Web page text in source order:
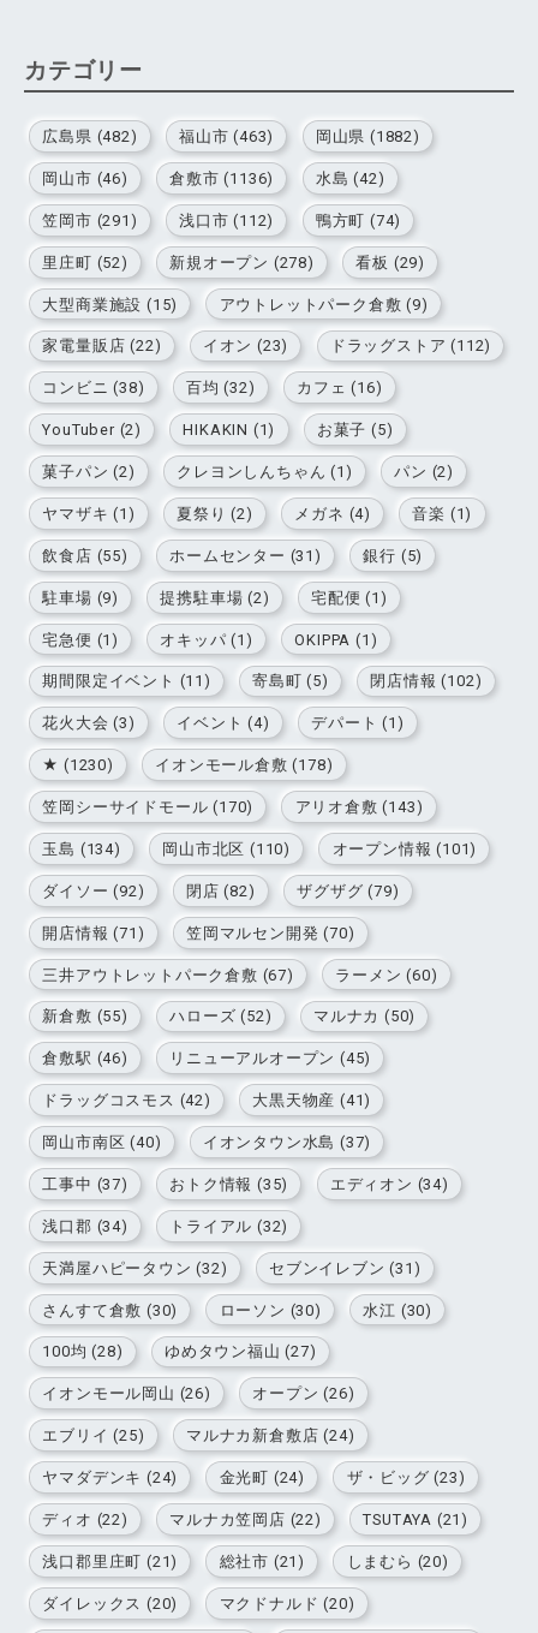
カテゴリー
広島県 (482) 福山市 (463) 岡山県 (1882)
岡山市 (46) 倉敷市 (1136) 水島 (42)
笠岡市 (291) 浅口市 (112) 鴨方町 (74)
里庄町 (52) 新規オープン (278) 看板 (29)
大型商業施設 (15) アウトレットパーク倉敷 (9)
家電量販店 (22) イオン (23) ドラッグストア (112)
コンビニ (38) 百均 (32) カフェ (16)
YouTuber (2) HIKAKIN (1) お菓子 (5)
菓子パン (2) クレヨンしんちゃん (1) パン (2)
ヤマザキ (1) 夏祭り (2) メガネ (4) 音楽 (1)
飲食店 (55) ホームセンター (31) 銀行 (5)
駐車場 (9) 提携駐車場 (2) 宅配便 (1)
宅急便 (1) オキッパ (1) OKIPPA (1)
期間限定イベント (11) 寄島町 (5) 閉店情報 (102)
花火大会 (3) イベント (4) デパート (1)
★ (1230) イオンモール倉敷 (178)
笠岡シーサイドモール (170) アリオ倉敷 (143)
玉島 (134) 岡山市北区 (110) オープン情報 (101)
ダイソー (92) 閉店 (82) ザグザグ (79)
開店情報 (71) 笠岡マルセン開発 (70)
三井アウトレットパーク倉敷 (67) ラーメン (60)
新倉敷 (55) ハローズ (52) マルナカ (50)
倉敷駅 (46) リニューアルオープン (45)
ドラッグコスモス (42) 大黒天物産 (41)
岡山市南区 (40) イオンタウン水島 (37)
工事中 (37) おトク情報 (35) エディオン (34)
浅口郡 (34) トライアル (32)
天満屋ハピータウン (32) セブンイレブン (31)
さんすて倉敷 (30) ローソン (30) 水江 (30)
100均 (28) ゆめタウン福山 (27)
イオンモール岡山 (26) オープン (26)
エブリイ (25) マルナカ新倉敷店 (24)
ヤマダデンキ (24) 金光町 (24) ザ・ビッグ (23)
ディオ (22) マルナカ笠岡店 (22) TSUTAYA (21)
浅口郡里庄町 (21) 総社市 (21) しまむら (20)
ダイレックス (20) マクドナルド (20)